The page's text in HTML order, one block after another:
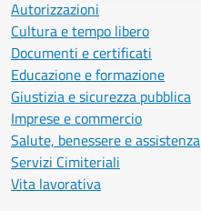
Autorizzazioni
Cultura e tempo libero
Documenti e certificati
Educazione e formazione
Giustizia e sicurezza pubblica
Imprese e commercio
Salute, benessere e assistenza
Servizi Cimiteriali
Vita lavorativa